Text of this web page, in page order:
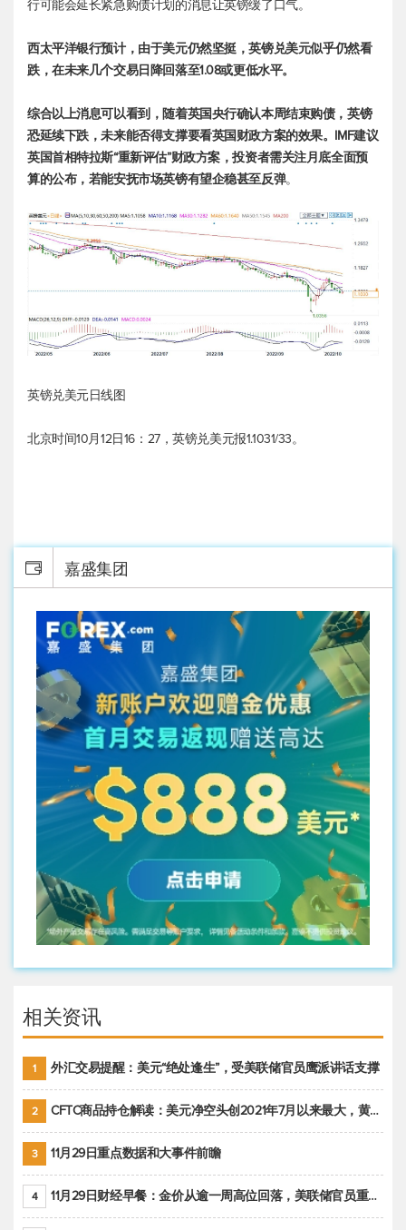
行可能会延长紧急购债计划的消息让英镑缓了口气。
西太平洋银行预计，由于美元仍然坚挺，英镑兑美元似乎仍然看
跌，在未来几个交易日降回落至1.08或更低水平。
综合以上消息可以看到，随着英国央行确认本周结束购债，英镑
恐延续下跌，未来能否得支撑要看英国财政方案的效果。IMF建议
英国首相特拉斯“重新评估”财政方案，投资者需关注月底全面预
算的公布，若能安抚市场英镑有望企稳甚至反弹。
英镑兑美元日线图
北京时间10月12日16：27，英镑兑美元报1.1031/33。
嘉盛集团
相关资讯
1 外汇交易提醒：美元“绝处逢生”，受美联储官员鹰派讲话支撑
2 CFTC商品持仓解读：美元净空头创2021年7月以来最大，黄金期货投机性净多头头寸减少
3 11月29日重点数据和大事件前瞻
4 11月29日财经早餐：金价从逾一周高位回落，美联储官员重申鹰派立场推动美元回升